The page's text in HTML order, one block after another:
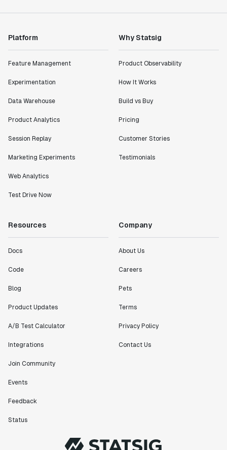
Platform
Feature Management
Experimentation
Data Warehouse
Product Analytics
Session Replay
Marketing Experiments
Web Analytics
Test Drive Now
Why Statsig
Product Observability
How It Works
Build vs Buy
Pricing
Customer Stories
Testimonials
Resources
Docs
Code
Blog
Product Updates
A/B Test Calculator
Integrations
Join Community
Events
Feedback
Status
Company
About Us
Careers
Pets
Terms
Privacy Policy
Contact Us